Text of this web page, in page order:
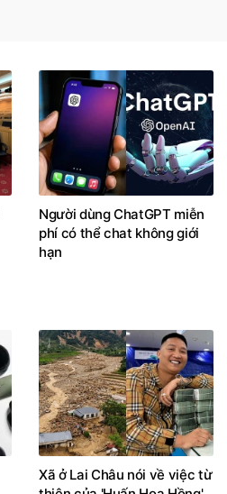
Người dùng ChatGPT miễn
phí có thể chat không giới
hạn
Xã ở Lai Châu nói về việc từ